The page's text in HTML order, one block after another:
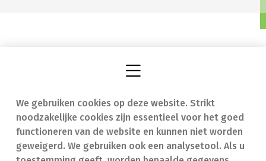
We gebruiken cookies op deze website. Strikt
noodzakelijke cookies zijn essentieel voor het goed
functioneren van de website en kunnen niet worden
geweigerd. We gebruiken ook een analysetool. Als u
Vind een apotheek
Onze expertise
Ziekten
In geval van nood
Contact
Veelgestelde vragen